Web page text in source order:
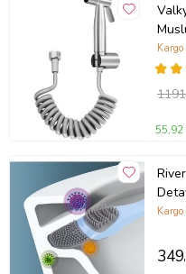
Jet
1191
349